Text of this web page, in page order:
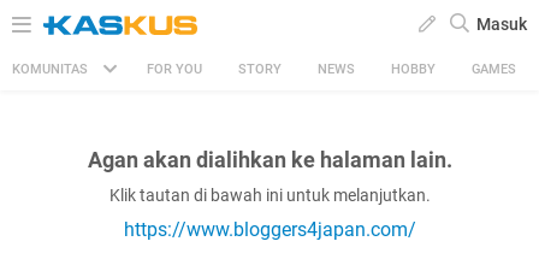
Masuk
KOMUNITAS FOR YOU STORY NEWS HOBBY GAMES
Agan akan dialihkan ke halaman lain.
Klik tautan di bawah ini untuk melanjutkan.
https://www.bloggers4japan.com/